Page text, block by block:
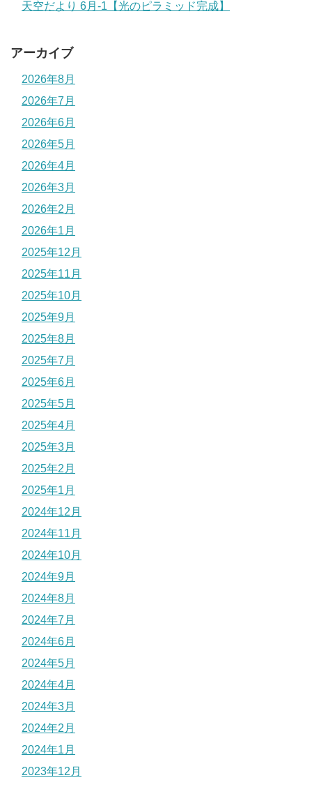
天空だより 6月-1【光のピラミッド完成】
アーカイブ
2026年8月
2026年7月
2026年6月
2026年5月
2026年4月
2026年3月
2026年2月
2026年1月
2025年12月
2025年11月
2025年10月
2025年9月
2025年8月
2025年7月
2025年6月
2025年5月
2025年4月
2025年3月
2025年2月
2025年1月
2024年12月
2024年11月
2024年10月
2024年9月
2024年8月
2024年7月
2024年6月
2024年5月
2024年4月
2024年3月
2024年2月
2024年1月
2023年12月